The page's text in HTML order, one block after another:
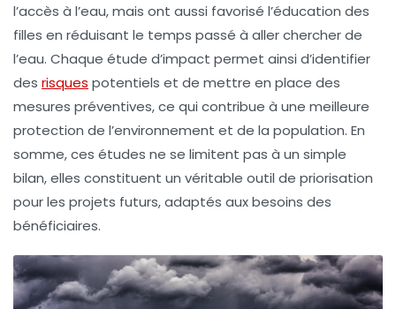
l’accès à l’eau, mais ont aussi favorisé l’éducation des
filles en réduisant le temps passé à aller chercher de
l’eau. Chaque étude d’impact permet ainsi d’identifier
des risques potentiels et de mettre en place des
mesures préventives, ce qui contribue à une meilleure
protection de l’environnement et de la population. En
somme, ces études ne se limitent pas à un simple
bilan, elles constituent un véritable outil de priorisation
pour les projets futurs, adaptés aux besoins des
bénéficiaires.